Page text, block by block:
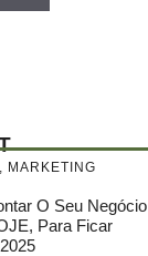
MARKETING
O Seu Negócio
Para Ficar